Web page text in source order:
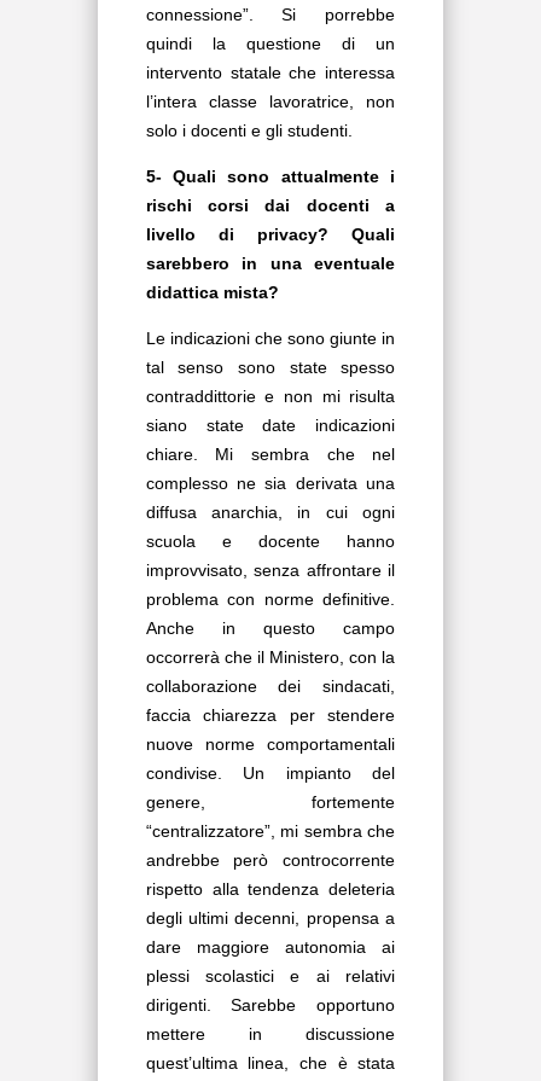
connessione”. Si porrebbe
quindi la questione di un
intervento statale che interessa
l’intera classe lavoratrice, non
solo i docenti e gli studenti.
5- Quali sono attualmente i
rischi corsi dai docenti a
livello di privacy? Quali
sarebbero in una eventuale
didattica mista?
Le indicazioni che sono giunte in
tal senso sono state spesso
contraddittorie e non mi risulta
siano state date indicazioni
chiare. Mi sembra che nel
complesso ne sia derivata una
diffusa anarchia, in cui ogni
scuola e docente hanno
improvvisato, senza affrontare il
problema con norme definitive.
Anche in questo campo
occorrerà che il Ministero, con la
collaborazione dei sindacati,
faccia chiarezza per stendere
nuove norme comportamentali
condivise. Un impianto del
genere, fortemente
“centralizzatore”, mi sembra che
andrebbe però controcorrente
rispetto alla tendenza deleteria
degli ultimi decenni, propensa a
dare maggiore autonomia ai
plessi scolastici e ai relativi
dirigenti. Sarebbe opportuno
mettere in discussione
quest’ultima linea, che è stata